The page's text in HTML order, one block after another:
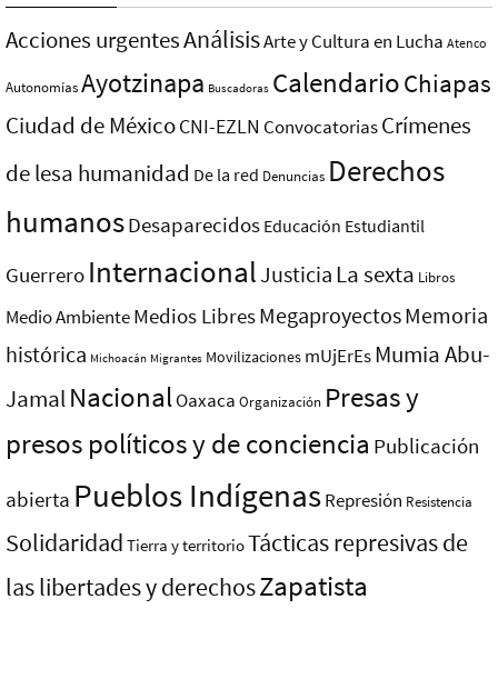
Acciones urgentesAnálisisArte y Cultura en Lucha Atenco
AutonomíasAyotzinapa Buscadoras CalendarioChiapas
Ciudad de MéxicoCNI-EZLN ConvocatoriasCrímenes
de lesa humanidad De la red Denuncias Derechos
humanosDesaparecidos Educación Estudiantil
Guerrero InternacionalJusticia La sexta Libros
Medio AmbienteMedios LibresMegaproyectosMemoria
histórica Michoacán Migrantes Movilizaciones mUjErEsMumia Abu-
JamalNacionalOaxaca Organización Presas y
presos polí­ticos y de conciencia Publicación
abierta Pueblos Indí­genasRepresión Resistencia
Solidaridad Tierra y territorioTácticas represivas de
las libertades y derechosZapatista